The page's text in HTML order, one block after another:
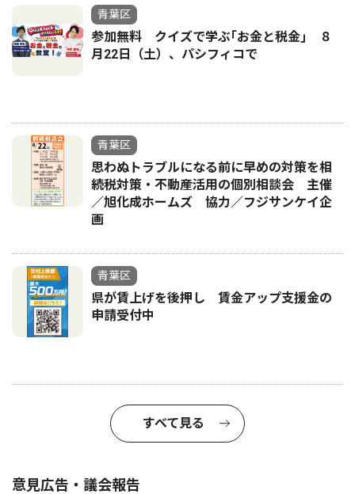
青葉区
参加無料 クイズで学ぶ｢お金と税金｣ ８
月22日（土）、パシフィコで
青葉区
思わぬトラブルになる前に早めの対策を相
続税対策・不動産活用の個別相談会 主催
／旭化成ホームズ 協力／フジサンケイ企
画
青葉区
県が賃上げを後押し 賃金アップ支援金の
申請受付中
すべて見る
意見広告・議会報告